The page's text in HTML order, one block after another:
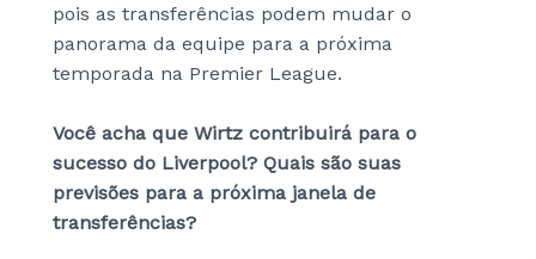
pois as transferências podem mudar o
panorama da equipe para a próxima
temporada na Premier League.
Você acha que Wirtz contribuirá para o
sucesso do Liverpool? Quais são suas
previsões para a próxima janela de
transferências?